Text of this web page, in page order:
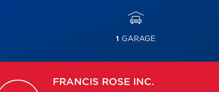
1 GARAGE
FRANCIS ROSE INC.